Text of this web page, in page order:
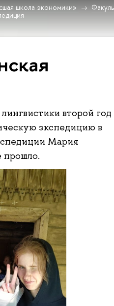
школа экономики»
второй год
экспедицию в
Мария
прошло.